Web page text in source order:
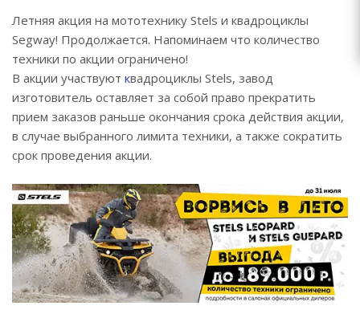
Летняя акция на мототехнику Stels и квадроциклы
Segway! Продолжается. Напоминаем что количество
техники по акции ограничено!
В акции участвуют квадроциклы Stels, завод
изготовитель оставляет за собой право прекратить
прием заказов раньше окончания срока действия акции,
в случае выбранного лимита техники, а также сократить
срок проведения акции.